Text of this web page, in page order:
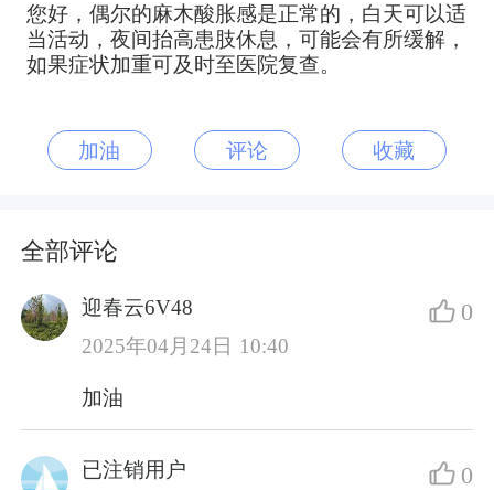
您好，偶尔的麻木酸胀感是正常的，白天可以适
当活动，夜间抬高患肢休息，可能会有所缓解，
如果症状加重可及时至医院复查。
加油 评论 收藏
全部评论
迎春云6V48
2025年04月24日 10:40
0
加油
已注销用户
0